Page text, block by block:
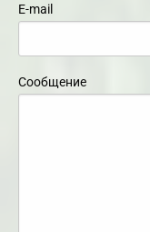
E-mail
Сообщение